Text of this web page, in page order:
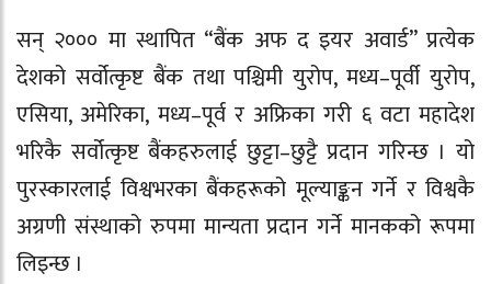
सन् २००० मा स्थापित “बैंक अफ द इयर अवार्ड” प्रत्येक
देशको सर्वोत्कृष्ट बैंक तथा पश्चिमी युरोप, मध्य–पूर्वी युरोप,
एसिया, अमेरिका, मध्य–पूर्व र अफ्रिका गरी ६ वटा महादेश
भरिकै सर्वोत्कृष्ट बैंकहरुलाई छुट्टा–छुट्टै प्रदान गरिन्छ । यो
पुरस्कारलाई विश्वभरका बैंकहरूको मूल्याङ्कन गर्ने र विश्वकै
अग्रणी संस्थाको रुपमा मान्यता प्रदान गर्ने मानकको रूपमा
लिइन्छ ।